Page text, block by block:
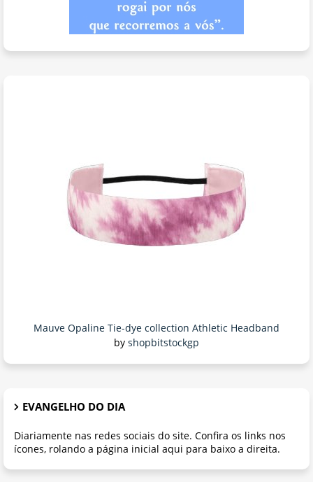
Mauve Opaline Tie-dye collection Athletic Headband
by shopbitstockgp
EVANGELHO DO DIA
Diariamente nas redes sociais do site. Confira os links nos
ícones, rolando a página inicial aqui para baixo a direita.